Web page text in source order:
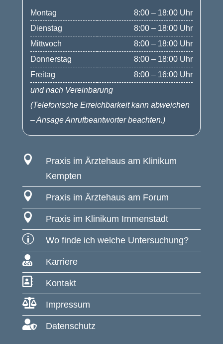
Montag
8:00 – 18:00 Uhr
Dienstag
8:00 – 18:00 Uhr
Mittwoch
8:00 – 18:00 Uhr
Donnerstag
8:00 – 18:00 Uhr
Freitag
8:00 – 16:00 Uhr
und nach Vereinbarung
(Telefonische Erreichbarkeit kann abweichen
– Ansage Anrufbeantworter beachten.)

Praxis im Ärztehaus am Klinikum
Kempten
 Praxis im Ärztehaus am Forum
 Praxis im Klinikum Immenstadt
p Wo finde ich welche Untersuchung?
 Karriere
 Kontakt
 Impressum
 Datenschutz